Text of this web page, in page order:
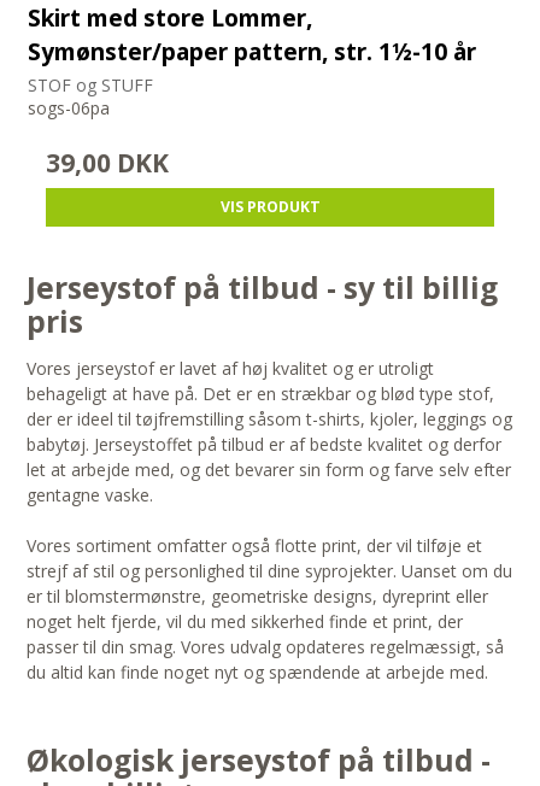
Skirt med store Lommer,
Symønster/paper pattern, str. 1½-10 år
STOF og STUFF
sogs-06pa
39,00 DKK
VIS PRODUKT
Jerseystof på tilbud - sy til billig
pris
Vores jerseystof er lavet af høj kvalitet og er utroligt
behageligt at have på. Det er en strækbar og blød type stof,
der er ideel til tøjfremstilling såsom t-shirts, kjoler, leggings og
babytøj. Jerseystoffet på tilbud er af bedste kvalitet og derfor
let at arbejde med, og det bevarer sin form og farve selv efter
gentagne vaske.
Vores sortiment omfatter også flotte print, der vil tilføje et
strejf af stil og personlighed til dine syprojekter. Uanset om du
er til blomstermønstre, geometriske designs, dyreprint eller
noget helt fjerde, vil du med sikkerhed finde et print, der
passer til din smag. Vores udvalg opdateres regelmæssigt, så
du altid kan finde noget nyt og spændende at arbejde med.
Økologisk jerseystof på tilbud -